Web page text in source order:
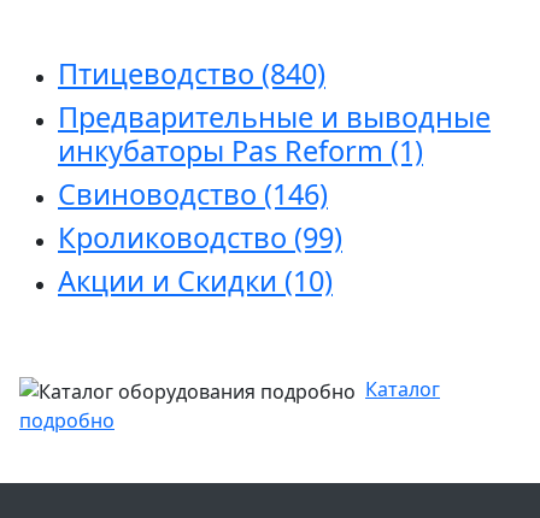
Птицеводство (840)
Предварительные и выводные
инкубаторы Pas Reform (1)
Свиноводство (146)
Кролиководство (99)
Акции и Скидки (10)
Каталог
подробно